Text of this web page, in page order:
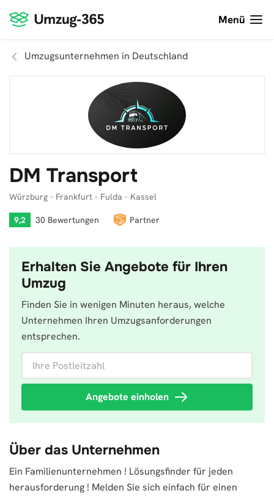
Menü
Umzugsunternehmen in Deutschland
DM Transport
Würzburg - Frankfurt - Fulda - Kassel
9,2 30 Bewertungen Partner
Erhalten Sie Angebote für Ihren
Umzug
Finden Sie in wenigen Minuten heraus, welche
Unternehmen Ihren Umzugsanforderungen
entsprechen.
Angebote einholen
Über das Unternehmen
Ein Familienunternehmen ! Lösungsfinder für jeden
herausforderung ! Melden Sie sich einfach für einen